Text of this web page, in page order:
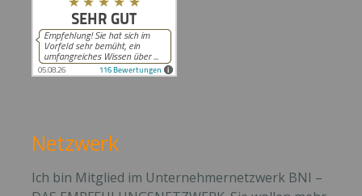
Netzwerk
Ich bin Mitglied im Unternehmernetzwerk BNI –